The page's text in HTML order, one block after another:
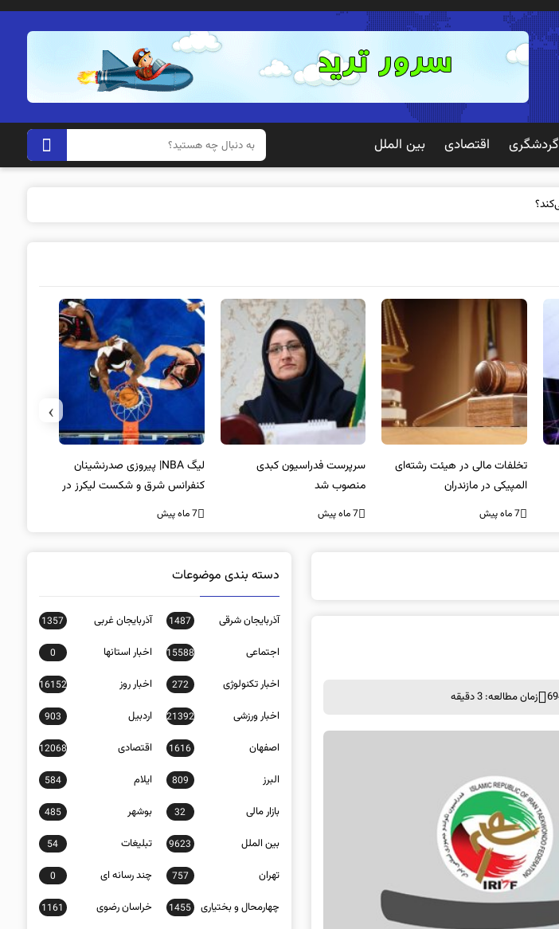
گردشگری اقتصادی بین الملل
تخلفات مالی در هیئت رشته‌ای
المپیکی در مازندران
7 ماه پیش
سرپرست فدراسیون کبدی
منصوب شد
7 ماه پیش
لیگ NBA| پیروزی صدرنشینان
کنفرانس شرق و شکست لیکرز در
غیاب جیمز
7 ماه پیش
›
زمان مطالعه: 3 دقیقه
دسته بندی موضوعات
آذربایجان شرقی 1487 آذربایجان غربی 1357
اجتماعی 15588 اخبار استانها 0
اخبار تکنولوژی 272 اخبار روز 16152
اخبار ورزشی 21392 اردبیل 903
اصفهان 1616 اقتصادی 12068
البرز 809 ایلام 584
بازار مالی 32 بوشهر 485
بین الملل 9623 تبلیغات 54
تهران 757 چند رسانه ای 0
چهارمحال و بختیاری 1455 خراسان رضوی 1161